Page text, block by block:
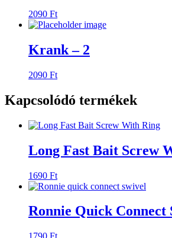
2090 Ft
Krank – 2
2090 Ft
Kapcsolódó termékek
Long Fast Bait Screw
1690 Ft
Ronnie Quick Connect